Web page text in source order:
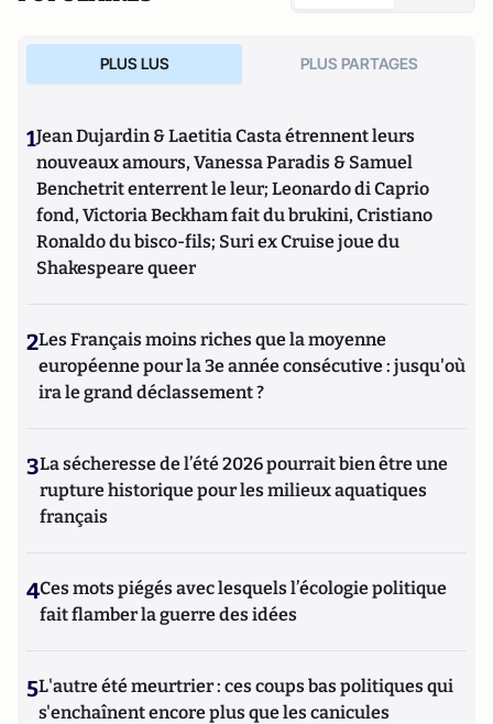
PLUS LUS PLUS PARTAGES
1Jean Dujardin & Laetitia Casta étrennent leurs
nouveaux amours, Vanessa Paradis & Samuel
Benchetrit enterrent le leur; Leonardo di Caprio
fond, Victoria Beckham fait du brukini, Cristiano
Ronaldo du bisco-fils; Suri ex Cruise joue du
Shakespeare queer
2Les Français moins riches que la moyenne
européenne pour la 3e année consécutive : jusqu'où
ira le grand déclassement ?
3La sécheresse de l’été 2026 pourrait bien être une
rupture historique pour les milieux aquatiques
français
4Ces mots piégés avec lesquels l’écologie politique
fait flamber la guerre des idées
5L'autre été meurtrier : ces coups bas politiques qui
s'enchaînent encore plus que les canicules